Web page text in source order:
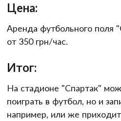
Цена:
Аренда футбольного поля
от 350 грн/час.
Итог:
На стадионе "Спартак"
поиграть в футбол, но и
например, или же